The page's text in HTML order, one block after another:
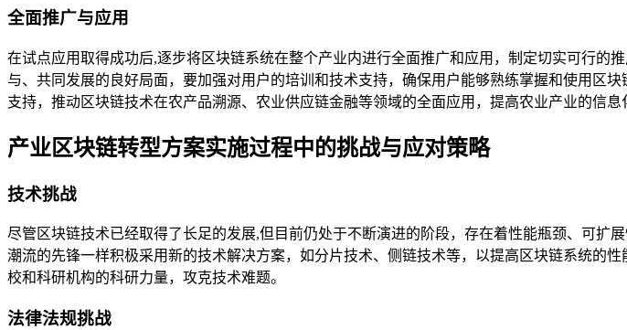
全面推广与应用
在试点应用取得成功后,逐步将区块链系统在整个产业内进行全面推广和应用，制定切实可行
与、共同发展的良好局面，要加强对用户的培训和技术支持，确保用户能够熟练掌握和使用区
支持，推动区块链技术在农产品溯源、农业供应链金融等领域的全面应用，提高农业产业的信息
产业区块链转型方案实施过程中的挑战与应对策略
技术挑战
尽管区块链技术已经取得了长足的发展,但目前仍处于不断演进的阶段，存在着性能瓶颈、可
潮流的先锋一样积极采用新的技术解决方案，如分片技术、侧链技术等，以提高区块链系统的
校和科研机构的科研力量，攻克技术难题。
法律法规挑战